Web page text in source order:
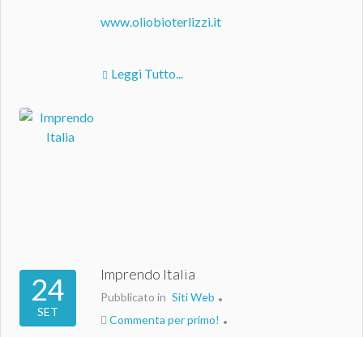
www.oliobioterlizzi.it
Leggi Tutto...
24
SET
Imprendo Italia
Pubblicato in Siti Web
Commenta per primo!